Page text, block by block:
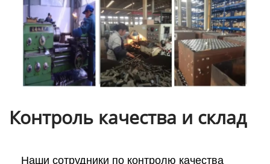
Контроль качества и склад
Наши сотрудники по контролю качества